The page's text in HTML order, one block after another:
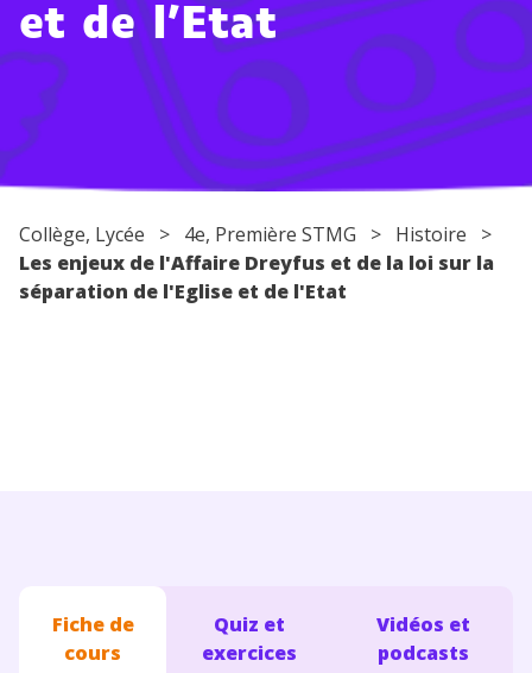
Conseils pour les parents
et de l'Etat
Collège, Lycée > 4e, Première STMG > Histoire >
Les enjeux de l'Affaire Dreyfus et de la loi sur la
séparation de l'Eglise et de l'Etat
Fiche de
cours
Quiz et
exercices
Vidéos et
podcasts